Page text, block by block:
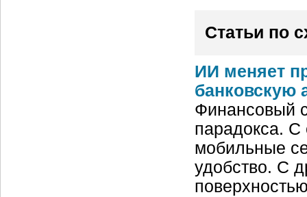
Статьи по
ИИ меняет
банковскую
Финансовый
парадокса. С
мобильные
удобство. С